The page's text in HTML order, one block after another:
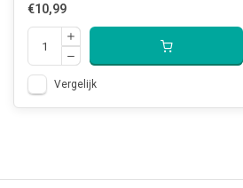
€10,99
Vergelijk